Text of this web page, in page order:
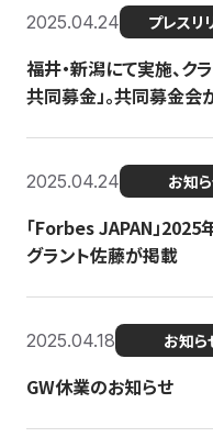
2025.04.24 プレスリ
福井・新潟にて実施、ク
共同募金」。共同募金
2025.04.24 お知
「Forbes JAPAN」2025
グラント佐藤が掲載
2025.04.18 お知ら
GW休業のお知らせ